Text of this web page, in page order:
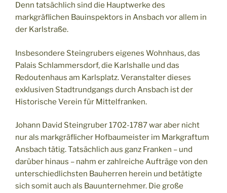
Denn tatsächlich sind die Hauptwerke des
markgräflichen Bauinspektors in Ansbach vor allem in
der Karlstraße.
Insbesondere Steingrubers eigenes Wohnhaus, das
Palais Schlammersdorf, die Karlshalle und das
Redoutenhaus am Karlsplatz. Veranstalter dieses
exklusiven Stadtrundgangs durch Ansbach ist der
Historische Verein für Mittelfranken.
Johann David Steingruber 1702-1787 war aber nicht
nur als markgräflicher Hofbaumeister im Markgraftum
Ansbach tätig. Tatsächlich aus ganz Franken – und
darüber hinaus – nahm er zahlreiche Aufträge von den
unterschiedlichsten Bauherren herein und betätigte
sich somit auch als Bauunternehmer. Die große